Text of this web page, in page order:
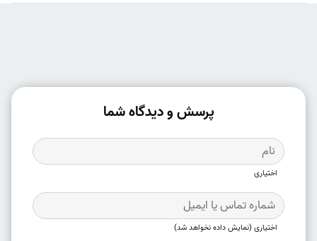
پرسش و دیدگاه شما
اختیاری
اختیاری (نمایش داده نخواهد شد)